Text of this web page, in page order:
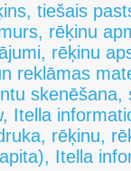
tiešais
rēķinu
rēķinu
reklāmas
skenēšana,
Itella
rēķinu,
Itella